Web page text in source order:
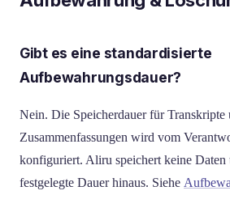
Gibt es eine standardisierte
Aufbewahrungsdauer?
Nein. Die Speicherdauer für Transkripte
Zusammenfassungen wird vom
konfiguriert. Aliru speichert keine
festgelegte Dauer hinaus. Siehe